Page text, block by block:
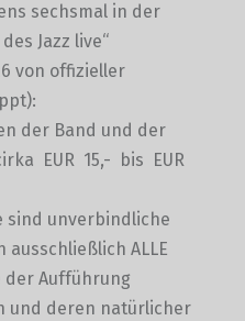
sechsmal in der
Jazz live“
von offizieller
der Band und der
EUR 15,- bis EUR
sind unverbindliche
ALLE
der Aufführung
und deren natürlicher